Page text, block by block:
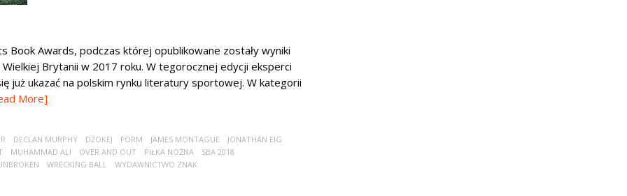
Book Awards, podczas której opublikowane zostały wyniki
Brytanii w 2017 roku. W tegorocznej edycji eksperci
już ukazać na polskim rynku literatury sportowej. W kategorii
More]
DECLAN MURPHY DŻOKEJ FORM JAMES MONTAGUE
JONATHAN EIG
MUHAMMAD ALI OVER AND OUT PIŁKA NOŻNA
SBA 2018
WRECKING BALL WYDAWNICTWO ZNAK